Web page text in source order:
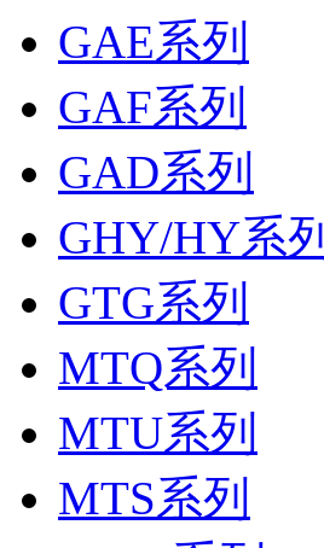
GAE系列
GAF系列
GAD系列
GHY/HY系列
GTG系列
MTQ系列
MTU系列
MTS系列